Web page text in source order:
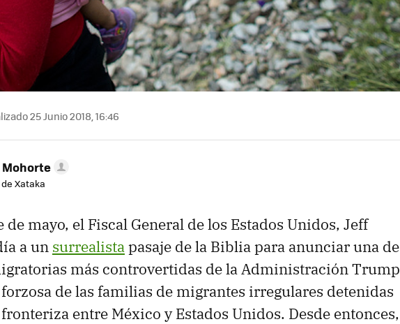
25 Junio 2018, 16:46
Mohorte
Xataka
de mayo, el Fiscal General de los Estados Unidos, Jeff
a un surrealistapasaje de la Biblia para anunciar una de
más controvertidas de la Administración
forzosa de las familias de migrantes irregulares detenidas
entre México y Estados Unidos. Desde entonces,